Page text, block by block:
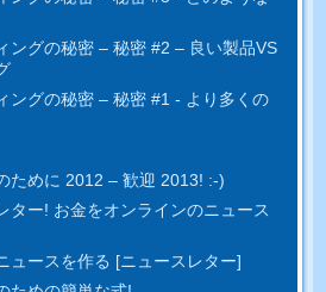
ングの秘密 – 秘密 #2 – 良い製品VS
ングの秘密 – 秘密 #1 - より多くの
ために 2012 – 歓迎 2013! :-)
ター! お金をオンラインのニュース
ュースを作る [ニュースレター]